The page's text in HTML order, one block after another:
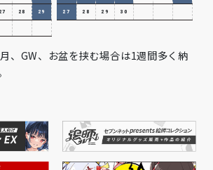
28 29 27 28 29 30
、GW、お盆を挟む場合は1週間多く納